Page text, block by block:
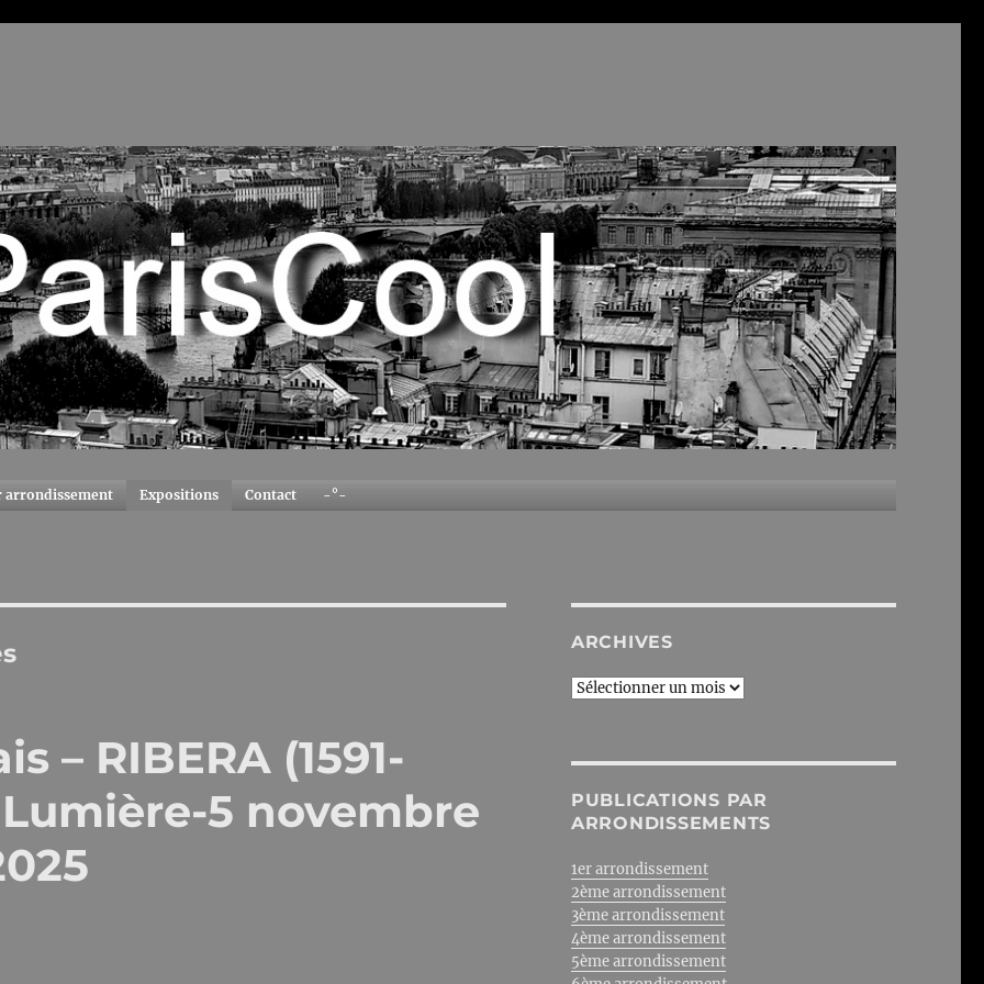
arrondissement Expositions Contact -°-
– RIBERA (1591-
5 novembre
ARCHIVES
Archives
PUBLICATIONS PAR
ARRONDISSEMENTS
1er arrondissement
2ème arrondissement
3ème arrondissement
4ème arrondissement
5ème arrondissement